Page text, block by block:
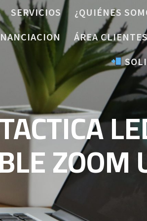
SERVICIOS ¿QUIÉNES
ÁREA
ZOOM